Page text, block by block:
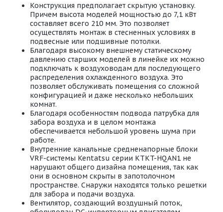
Конструкция предполагает скрытую установку.
Причем высота моделей мощностью до 7,1 кВт
составляет всего 210 мм. Это позволяет
осуществлять монтаж в стесненных условиях в
подвесные или подшивные потолки.
Благодаря высокому внешнему статическому
давлению старших моделей в линейке их можно
подключать к воздуховодам для последующего
распределения охлажденного воздуха. Это
позволяет обслуживать помещения со сложной
конфигурацией и даже несколько небольших
комнат.
Благодаря особенностям подвода патрубка для
забора воздуха и в целом монтажа
обеспечивается небольшой уровень шума при
работе.
Внутренние канальные средненапорные блоки
VRF-системы Kentatsu серии KTKT-HQAN1 не
нарушают общего дизайна помещения, так как
они в основном скрыты в запотолочном
пространстве. Снаружи находятся только решетки
для забора и подачи воздуха.
Вентилятор, создающий воздушный поток,